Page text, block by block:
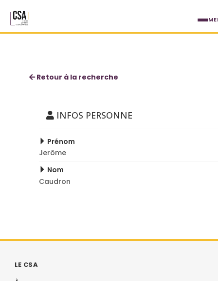
Jerôme Caudron
Retour à la recherche
INFOS PERSONNE
Prénom
Jerôme
Nom
Caudron
LE CSA